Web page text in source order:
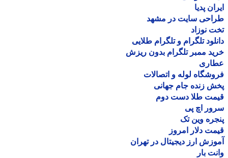
پدیا
سایت در مشهد
نوزاد
تلگرام و تلگرام طلایی
ممبر تلگرام بدون ریزش
لوله و اتصالات
زنده جام جهانی
طلا دست دوم
اچ پی
وین تک
دلار امروز
ارز دیجیتال در تهران
بار